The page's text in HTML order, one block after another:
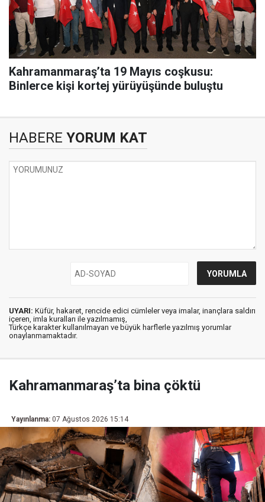
Kahramanmaraş’ta 19 Mayıs coşkusu:
Binlerce kişi kortej yürüyüşünde buluştu
HABERE YORUM KAT
UYARI: Küfür, hakaret, rencide edici cümleler veya imalar, inançlara saldırı
içeren, imla kuralları ile yazılmamış,
Türkçe karakter kullanılmayan ve büyük harflerle yazılmış yorumlar
onaylanmamaktadır.
Kahramanmaraş’ta bina çöktü
Yayınlanma: 07 Ağustos 2026 15:14